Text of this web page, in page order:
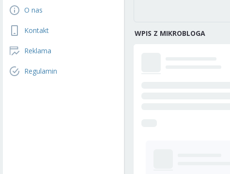
O nas
Kontakt
Reklama
Regulamin
WPIS Z MIKROBLOGA